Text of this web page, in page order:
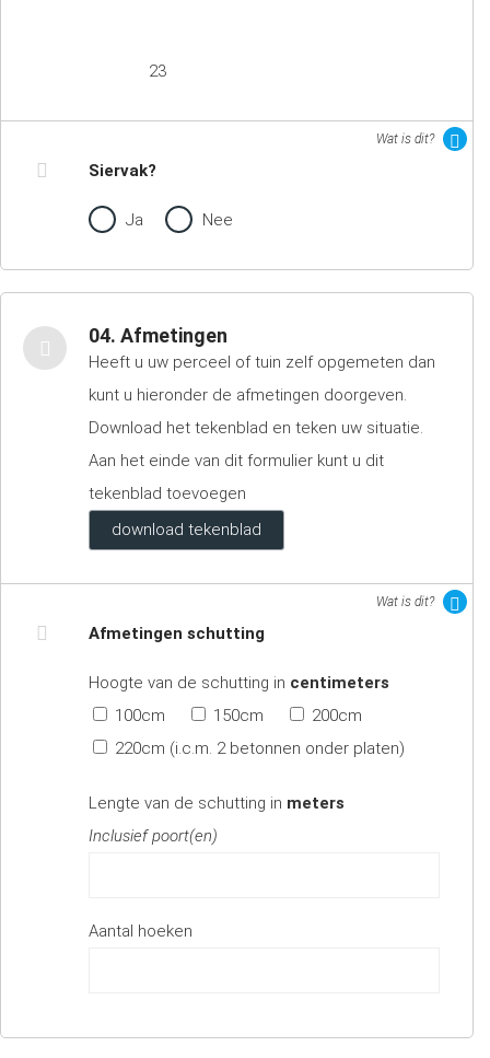
23
Wat is dit?
Siervak?
Ja Nee
04. Afmetingen
Heeft u uw perceel of tuin zelf opgemeten dan
kunt u hieronder de afmetingen doorgeven.
Download het tekenblad en teken uw situatie.
Aan het einde van dit formulier kunt u dit
tekenblad toevoegen
download tekenblad
Wat is dit?
Afmetingen schutting
Hoogte van de schutting in centimeters
100cm
150cm
200cm
220cm (i.c.m. 2 betonnen onder platen)
Lengte van de schutting in meters
Inclusief poort(en)
Aantal hoeken